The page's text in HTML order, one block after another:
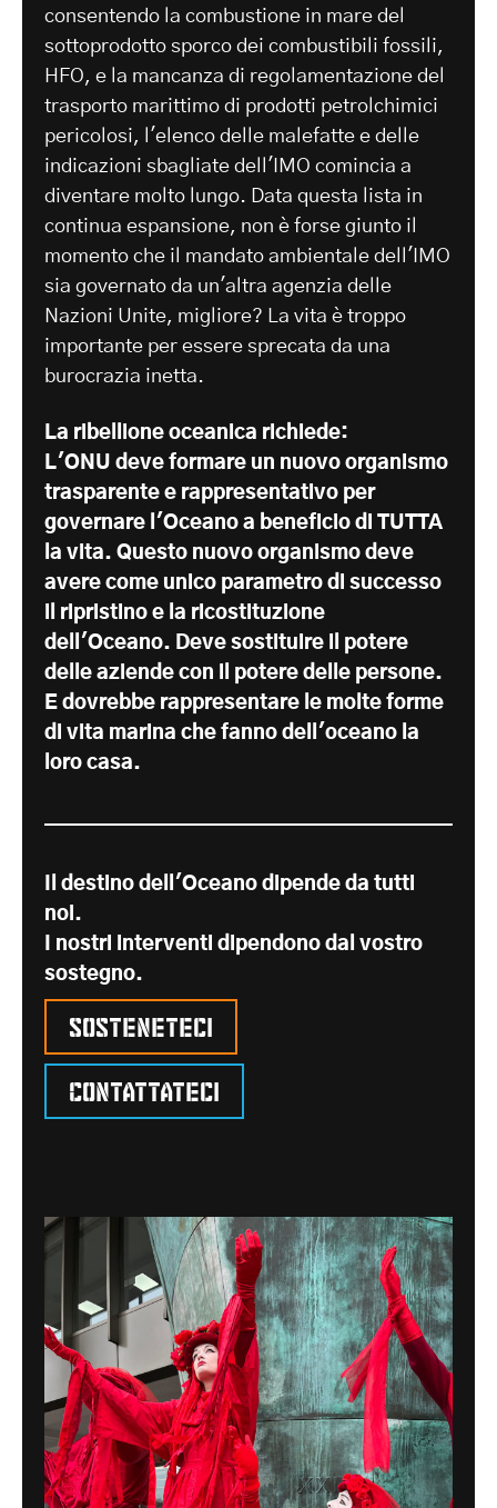
consentendo la combustione in mare del
sottoprodotto sporco dei combustibili fossili,
HFO, e la mancanza di regolamentazione del
trasporto marittimo di prodotti petrolchimici
pericolosi, l'elenco delle malefatte e delle
indicazioni sbagliate dell'IMO comincia a
diventare molto lungo. Data questa lista in
continua espansione, non è forse giunto il
momento che il mandato ambientale dell'IMO
sia governato da un'altra agenzia delle
Nazioni Unite, migliore? La vita è troppo
importante per essere sprecata da una
burocrazia inetta.
La ribellione oceanica richiede:
L'ONU deve formare un nuovo organismo
trasparente e rappresentativo per
governare l'Oceano a beneficio di TUTTA
la vita. Questo nuovo organismo deve
avere come unico parametro di successo
il ripristino e la ricostituzione
dell'Oceano. Deve sostituire il potere
delle aziende con il potere delle persone.
E dovrebbe rappresentare le molte forme
di vita marina che fanno dell'oceano la
loro casa.
Il destino dell'Oceano dipende da tutti
noi.
I nostri interventi dipendono dal vostro
sostegno.
Sosteneteci
Contattateci